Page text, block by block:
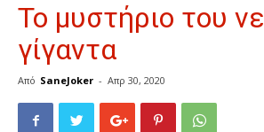
Το μυστήριο του
γίγαντα
Από SaneJoker - Απρ 30, 2020